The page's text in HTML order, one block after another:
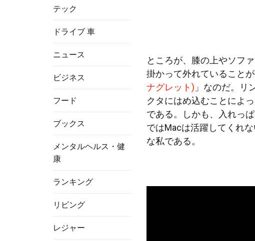
テック
ドライブ 車
ニュース
ビジネス
フード
ブックス
メンタルヘルス・健
康
ランキング
リビング
レジャー
ところが、膝の上やソフ
掛かって外れていること
ナグレット) 」なのだ。リ
クタにはめ込むことによ
である。しかも、入れっ
ではMacは活躍してくれ
な私である。